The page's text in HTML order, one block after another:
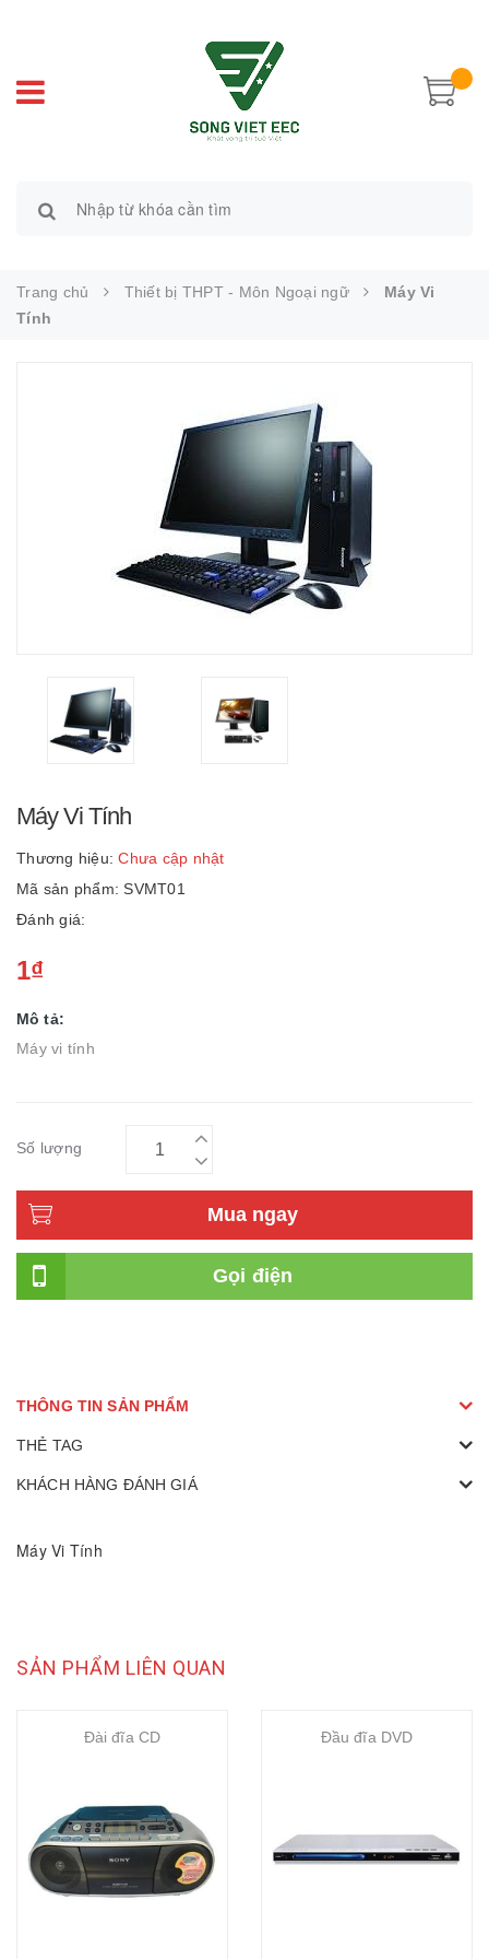
Trang chủ Thiết bị THPT - Môn Ngoại ngữ
Máy Vi
Tính
Máy Vi Tính
Thương hiệu: Chưa cập nhật
Mã sản phẩm: SVMT01
Đánh giá:
1₫
Mô tả:
Máy vi tính
Số lượng
Mua ngay
Gọi điện
THÔNG TIN SẢN PHẨM
THẺ TAG
KHÁCH HÀNG ĐÁNH GIÁ
Máy Vi Tính
SẢN PHẨM LIÊN QUAN
Đài đĩa CD Đầu đĩa DVD